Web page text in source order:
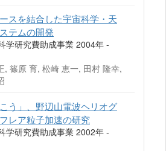
スを結合した宇宙科学・天
テムの開発
学研究費助成事業 2004年 -
, 篠原 育, 松崎 恵一, 田村 隆幸,
う」、野辺山電波ヘリオグ
レア粒子加速の研究
学研究費助成事業 2002年 -